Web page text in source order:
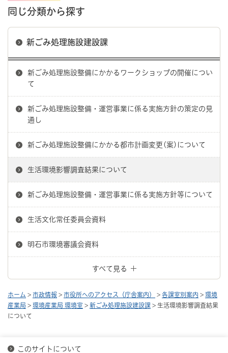
同じ分類から探す
新ごみ処理施設建設課
新ごみ処理施設整備にかかるワークショップの開催につい
て
新ごみ処理施設整備・運営事業に係る実施方針の策定の見
通し
新ごみ処理施設整備にかかる都市計画変更(案)について
生活環境影響調査結果について
新ごみ処理施設整備・運営事業に係る実施方針等について
生活文化常任委員会資料
明石市環境審議会資料
すべて見る
ホーム > 市政情報 > 市役所へのアクセス（庁舎案内） > 各課室別案内 > 環境
産業局 > 環境産業局 環境室 > 新ごみ処理施設建設課 > 生活環境影響調査結果
について
このサイトについて